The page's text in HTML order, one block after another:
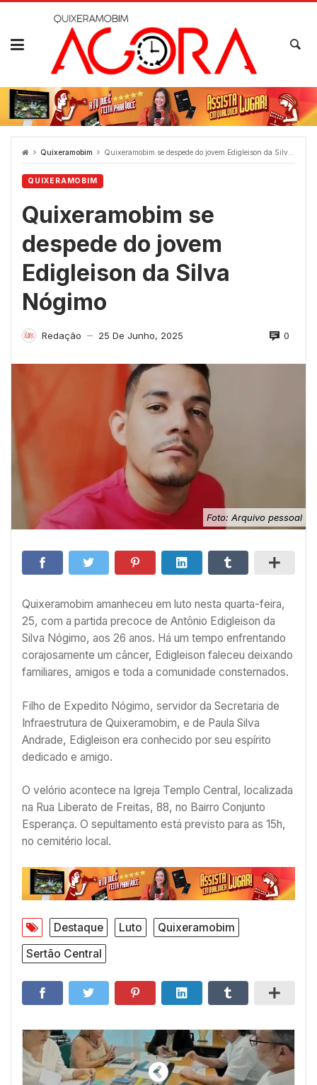
Skip
Quixeramobim Quixeramobim se despede do jovem Edigleison da Silva Nógimo
QUIXERAMOBIM
Quixeramobim se
despede do jovem
Edigleison da Silva
Nógimo
Redação — 25 De Junho, 2025 0
Foto: Arquivo pessoal
Quixeramobim amanheceu em luto nesta quarta-feira,
25, com a partida precoce de Antônio Edigleison da
Silva Nógimo, aos 26 anos. Há um tempo enfrentando
corajosamente um câncer, Edigleison faleceu deixando
familiares, amigos e toda a comunidade consternados.
Filho de Expedito Nógimo, servidor da Secretaria de
Infraestrutura de Quixeramobim, e de Paula Silva
Andrade, Edigleison era conhecido por seu espírito
dedicado e amigo.
O velório acontece na Igreja Templo Central, localizada
na Rua Liberato de Freitas, 88, no Bairro Conjunto
Esperança. O sepultamento está previsto para as 15h,
no cemitério local.
Destaque Luto
Quixeramobim
Sertão Central